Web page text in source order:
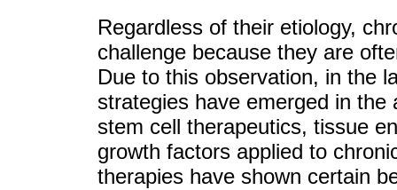
Regardless of their etiology,
challenge because they are
Due to this observation, in the
strategies have emerged in
stem cell therapeutics, tissue
growth factors applied to
therapies have shown certain